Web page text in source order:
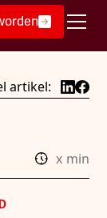
artikel:
x min